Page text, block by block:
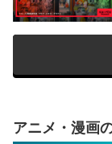
アニメ・漫画